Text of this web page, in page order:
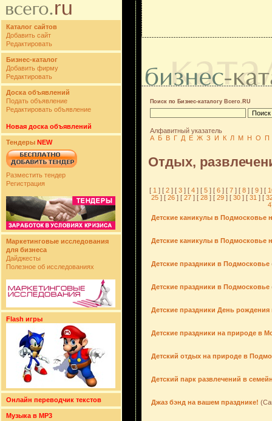
Каталог сайтов
Добавить сайт
Редактировать
Бизнес-каталог
Добавить фирму
Редактировать
Доска объявлений
Подать объявление
Редактировать объявление
Новая доска объявлений
Тендеры NEW
Разместить тендер
Регистрация
Маркетинговые исследования
для бизнеса
Дайджесты
Полезное об исследованиях
Flash игры
Онлайн переводчик текстов
Музыка в MP3
Поиск по Бизнес-каталогу Всего.RU
Алфавитный указатель
А Б В Г Д Е Ж З И К Л М Н О П
Отдых,
[ 1 ] [ 2 ] [ 3 ] [ 4 ] [ 5 ] [ 6 ] [ 7 ] [ 8 ] [ 9 ] [
25 ] [26 ] [27 ] [28 ] [29 ] [30 ] [31 ] [
Детские каникулы в Подмосковье
Детские каникулы в Подмосковье
Детские праздники в Подмосковье
Детские праздники в Подмосковье
Детские праздники День
Детские праздники на природе в
Детский отдых на природе в
Детский парк развлечений в
Джаз бэнд на вашем празднике!